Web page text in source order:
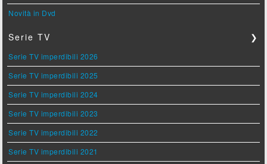
Novità in Dvd
Serie TV ❯
Serie TV imperdibili 2026
Serie TV imperdibili 2025
Serie TV imperdibili 2024
Serie TV imperdibili 2023
Serie TV imperdibili 2022
Serie TV imperdibili 2021